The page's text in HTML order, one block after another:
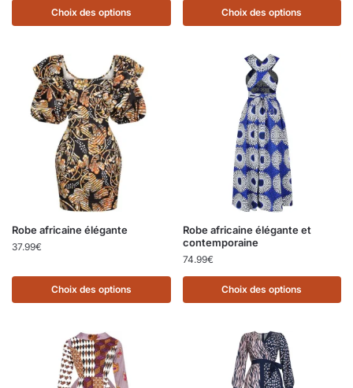
Choix des options Choix des options
Robe africaine élégante
37.99€
Choix des options
Robe africaine élégante et
contemporaine
74.99€
Choix des options